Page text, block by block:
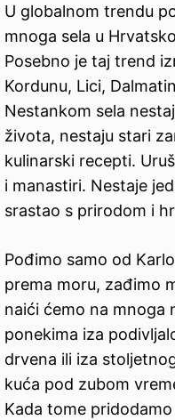
U globalnom trendu
mnoga sela u
Posebno je taj trend
Kordunu, Lici,
Nestankom sela
života, nestaju stari
kulinarski recepti.
i manastiri. Nestaje
srastao s prirodom i
Pođimo samo od
prema moru, zađimo
naići ćemo na mnoga
ponekima iza
drvena ili iza
kuća pod zubom
Kada tome